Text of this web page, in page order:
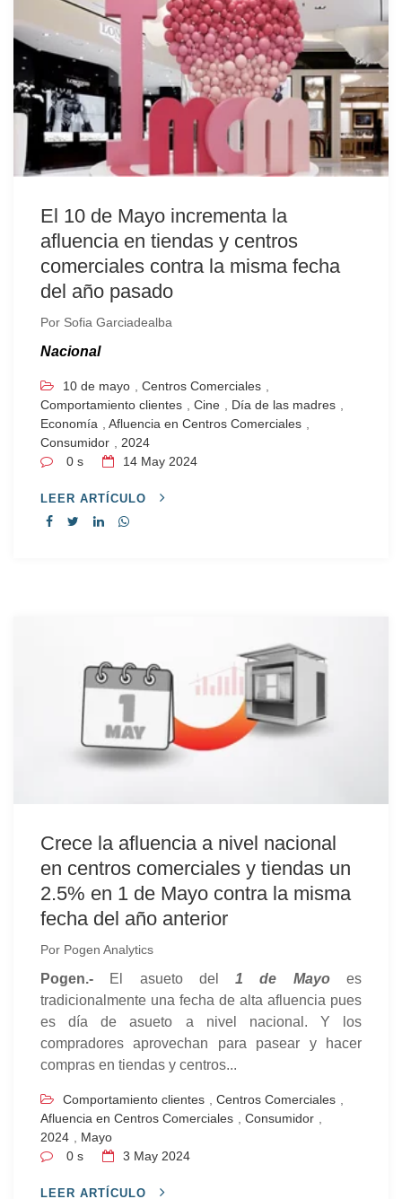
El 10 de Mayo incrementa la
afluencia en tiendas y centros
comerciales contra la misma fecha
del año pasado
Por Sofia Garciadealba
Nacional
10 de mayo Centros Comerciales
Comportamiento clientes
Cine Día de las madres
Economía
Afluencia en Centros Comerciales
Consumidor
2024
0 s
14 May 2024
LEER ARTÍCULO
Crece la afluencia a nivel nacional
en centros comerciales y tiendas un
2.5% en 1 de Mayo contra la misma
fecha del año anterior
Por Pogen Analytics
Pogen.- El asueto del1 de Mayoes
tradicionalmente una fecha de alta afluencia pues
es día de asueto a nivel nacional. Y los
compradores aprovechan para pasear y hacer
compras en tiendas y centros...
Comportamiento clientes Centros Comerciales
Afluencia en Centros Comerciales
Consumidor
2024
Mayo
0 s
3 May 2024
LEER ARTÍCULO